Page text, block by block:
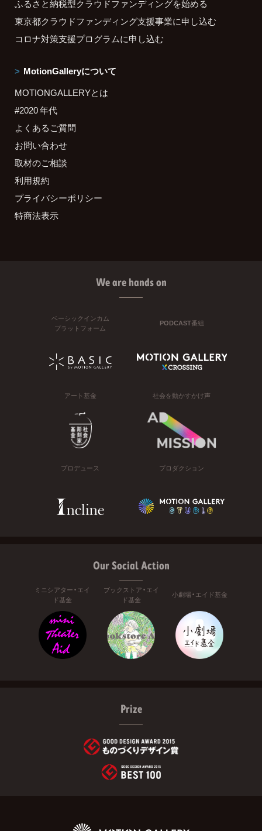
ふるさと納税型クラウドファンディングを始める
東京都クラウドファンディング支援事業に申し込む
コロナ対策支援プログラムに申し込む
MotionGalleryについて
MOTIONGALLERYとは
#2020 年代
よくあるご質問
お問い合わせ
取材のご相談
利用規約
プライバシーポリシー
特商法表示
We are hands on
ベーシックインカム
プラットフォーム
PODCAST番組
アート基金 社会を動かすかけ声
プロデュース プロダクション
Our Social Action
ミニシアター・エイ
ド基金
ブックストア・エイ
ド基金
小劇場・エイド基金
Prize